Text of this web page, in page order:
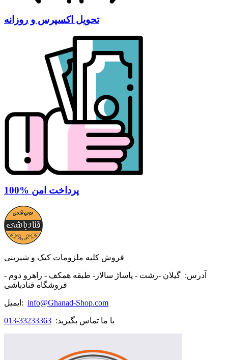
تحویل اکسپرس و روزانه
100% پرداخت امن
فروش کلیه ملزومات کیک و شیرینی
آدرس: گیلان -رشت - پاساژ سالار- طبقه همکف - راهرو دوم -
فروشگاه قنادباشی
ایمیل: info@Ghanad-Shop.com
با ما تماس بگیرید: 33233363-013